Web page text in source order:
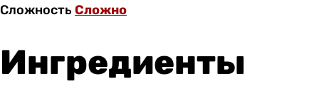
Сложность Сложно
Ингредиенты